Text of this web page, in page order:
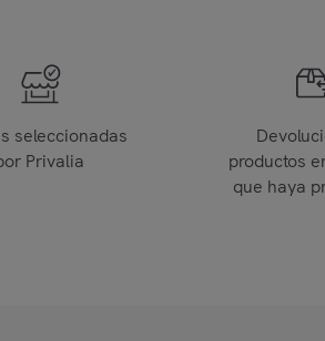
seleccionadas
Privalia
productos
que haya